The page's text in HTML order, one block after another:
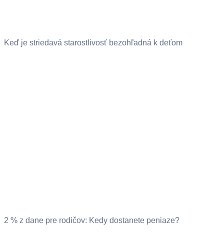
Keď je striedavá starostlivosť bezohľadná k deťom
2 % z dane pre rodičov: Kedy dostanete peniaze?